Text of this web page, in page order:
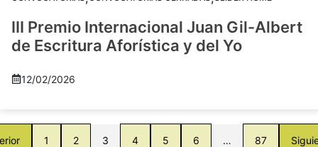
III Premio Internacional Juan Gil-Albert
de Escritura Aforística y del Yo
12/02/2026
1 2 3 4 5 6 … 87